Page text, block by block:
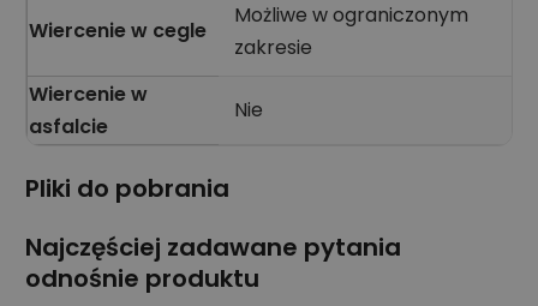
Wiercenie w cegle
Możliwe w ograniczonym
zakresie
Wiercenie w
asfalcie
Nie
Pliki do pobrania
Najczęściej zadawane pytania
odnośnie produktu